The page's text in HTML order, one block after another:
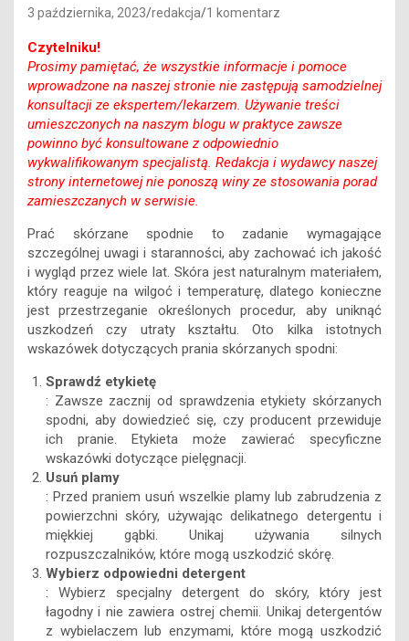
3 października, 2023 redakcja 1 komentarz
Czytelniku!
Prosimy pamiętać, że wszystkie informacje i pomoce
wprowadzone na naszej stronie nie zastępują samodzielnej
konsultacji ze ekspertem/lekarzem. Używanie treści
umieszczonych na naszym blogu w praktyce zawsze
powinno być konsultowane z odpowiednio
wykwalifikowanym specjalistą. Redakcja i wydawcy naszej
strony internetowej nie ponoszą winy ze stosowania porad
zamieszczanych w serwisie.
Prać skórzane spodnie to zadanie wymagające
szczególnej uwagi i staranności, aby zachować ich jakość
i wygląd przez wiele lat. Skóra jest naturalnym materiałem,
który reaguje na wilgoć i temperaturę, dlatego konieczne
jest przestrzeganie określonych procedur, aby uniknąć
uszkodzeń czy utraty kształtu. Oto kilka istotnych
wskazówek dotyczących prania skórzanych spodni:
Sprawdź etykietę
: Zawsze zacznij od sprawdzenia etykiety skórzanych
spodni, aby dowiedzieć się, czy producent przewiduje
ich pranie. Etykieta może zawierać specyficzne
wskazówki dotyczące pielęgnacji.
Usuń plamy
: Przed praniem usuń wszelkie plamy lub zabrudzenia z
powierzchni skóry, używając delikatnego detergentu i
miękkiej gąbki. Unikaj używania silnych
rozpuszczalników, które mogą uszkodzić skórę.
Wybierz odpowiedni detergent
: Wybierz specjalny detergent do skóry, który jest
łagodny i nie zawiera ostrej chemii. Unikaj detergentów
z wybielaczem lub enzymami, które mogą uszkodzić